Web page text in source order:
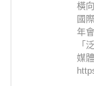
橫
國
年
「
媒